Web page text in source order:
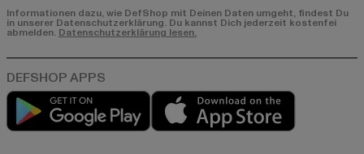
Informationen dazu, wie DefShop mit Deinen Daten umgeht, findest Du
in unserer Datenschutzerklärung. Du kannst Dich jederzeit kostenfei
abmelden. Datenschutzerklärung lesen.
Play market